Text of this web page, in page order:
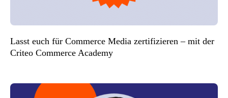
Lasst euch für Commerce Media zertifizieren – mit der
Criteo Commerce Academy